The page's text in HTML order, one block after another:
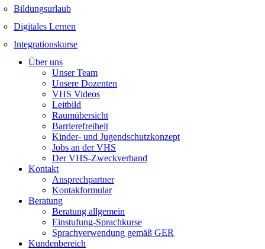
Bildungsurlaub
Digitales Lernen
Integrationskurse
Über uns
Unser Team
Unsere Dozenten
VHS Videos
Leitbild
Raumübersicht
Barrierefreiheit
Kinder- und Jugendschutzkonzept
Jobs an der VHS
Der VHS-Zweckverband
Kontakt
Ansprechpartner
Kontakformular
Beratung
Beratung allgemein
Einstufung-Sprachkurse
Sprachverwendung gemäß GER
Kundenbereich